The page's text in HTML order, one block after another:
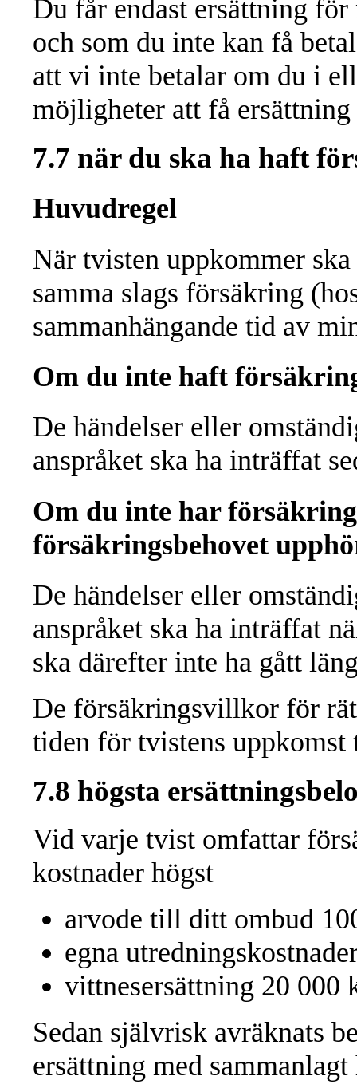
Du får endast ersättning
och som du inte kan få
att vi inte betalar om du i
möjligheter att få
7.7 när du ska ha haft
Huvudregel
När tvisten uppkommer
samma slags försäkring
sammanhängande tid av
Om du inte haft
De händelser eller
anspråket ska ha inträffat
Om du inte har
försäkringsbehovet
De händelser eller
anspråket ska ha inträffat
ska därefter inte ha gått
De försäkringsvillkor för
tiden för tvistens
7.8 högsta
Vid varje tvist omfattar
kostnader högst
arvode till ditt ombud
egna
vittnesersättning 20 000
Sedan självrisk avräknats
ersättning med